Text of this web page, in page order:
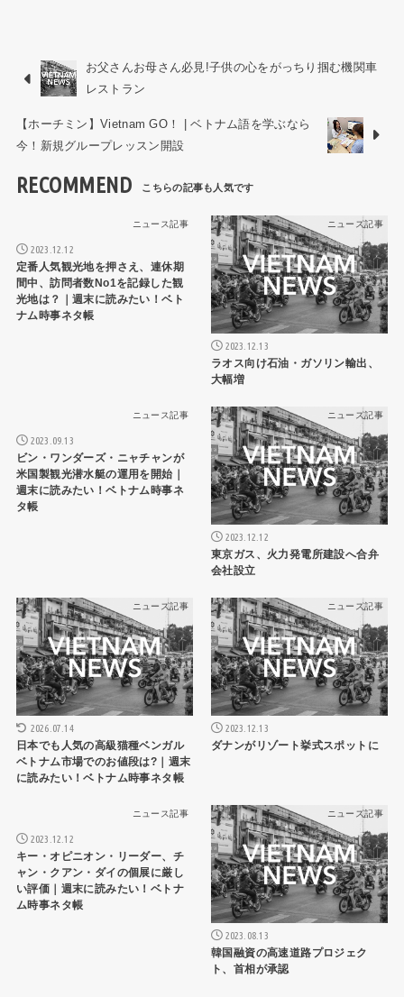
お父さんお母さん必見!子供の心をがっちり掴む機関車
レストラン
【ホーチミン】Vietnam GO！ | ベトナム語を学ぶなら
今！新規グループレッスン開設
RECOMMEND
ニュース記事
2023.12.12
定番人気観光地を押さえ、連休期
間中、訪問者数No1を記録した観
光地は？｜週末に読みたい！ベト
ナム時事ネタ帳
ニュース記事
2023.12.13
ラオス向け石油・ガソリン輸出、
大幅増
ニュース記事
2023.09.13
ビン・ワンダーズ・ニャチャンが
米国製観光潜水艇の運用を開始｜
週末に読みたい！ベトナム時事ネ
タ帳
ニュース記事
2023.12.12
東京ガス、火力発電所建設へ合弁
会社設立
ニュース記事
2026.07.14
日本でも人気の高級猫種ベンガル
ベトナム市場でのお値段は?｜週末
に読みたい！ベトナム時事ネタ帳
ニュース記事
2023.12.13
ダナンがリゾート挙式スポットに
ニュース記事
2023.12.12
キー・オピニオン・リーダー、チ
ャン・クアン・ダイの個展に厳し
い評価｜週末に読みたい！ベトナ
ム時事ネタ帳
ニュース記事
2023.08.13
韓国融資の高速道路プロジェク
ト、首相が承認